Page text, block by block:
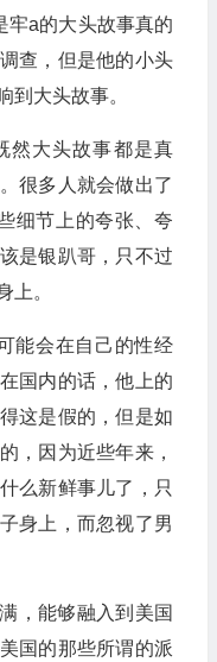
牢a的大头故事真的
查，但是他的小头
到大头故事。
然大头故事都是真
很多人就会做出了
细节上的夸张、夸
是银趴哥，只不过
上。
能会在自己的性经
国内的话，他上的
这是假的，但是如
，因为近些年来，
么新鲜事儿了，只
身上，而忽视了男
，能够融入到美国
国的那些所谓的派